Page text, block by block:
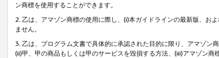
ン商標を使用することができます。
2. 乙は、アマゾン商標の使用に際し、(i)本ガイドラインの最新版、お
ません。
3. 乙は、プログラム文書で具体的に承認された目的に限り、アマゾン
(ii)甲、甲の商品もしくは甲のサービスを毀損する方法、(iii)アマゾン